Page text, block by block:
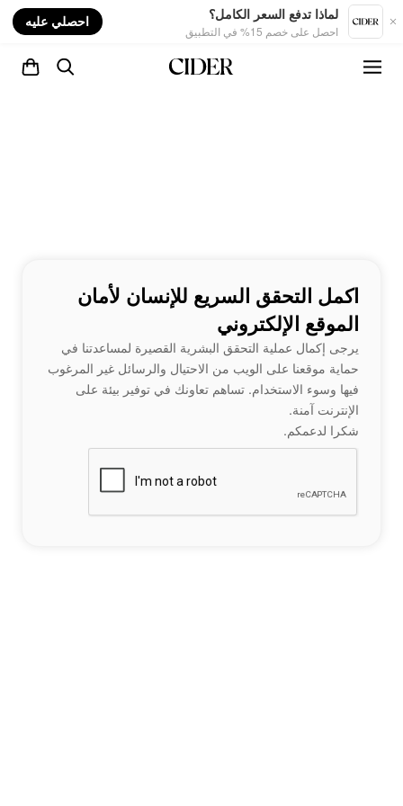
لماذا تدفع السعر الكامل؟
احصل على خصم 15% في التطبيق
احصلي عليه
اكمل التحقق السريع للإنسان لأمان
الموقع الإلكتروني
يرجى إكمال عملية التحقق البشرية القصيرة لمساعدتنا في
حماية موقعنا على الويب من الاحتيال والرسائل غير المرغوب
فيها وسوء الاستخدام. تساهم تعاونك في توفير بيئة على
الإنترنت آمنة.
شكرا لدعمكم.